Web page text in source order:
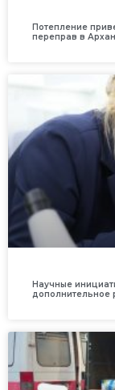
Потепление
переправ в
Научные
дополнительное